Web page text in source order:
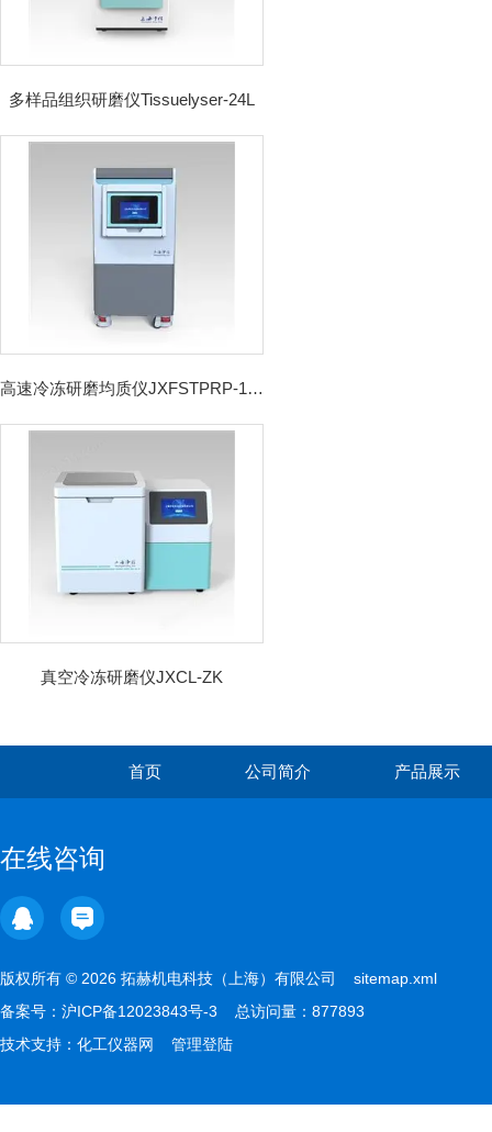
多样品组织研磨仪Tissuelyser-24L
高速冷冻研磨均质仪JXFSTPRP-192CL
真空冷冻研磨仪JXCL-ZK
首页 公司简介 产品展示
在线咨询
版权所有 © 2026 拓赫机电科技（上海）有限公司 sitemap.xml
备案号： 沪ICP备12023843号-3 总访问量：877893
技术支持： 化工仪器网 管理登陆